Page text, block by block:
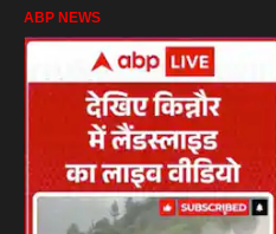
ABP NEWS